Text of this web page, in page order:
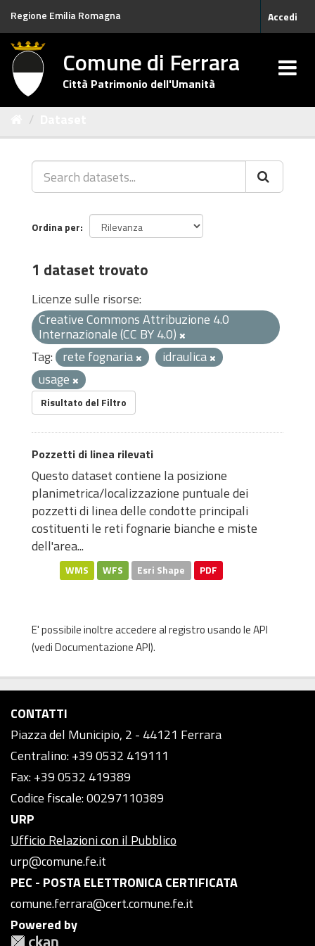
Salta
contenuto
Regione Emilia Romagna Accedi
Comune di Ferrara
Città Patrimonio dell'Umanità
Ordina per
1 dataset trovato
Licenze sulle risorse:
Creative Commons Attribuzione 4.0
Internazionale (CC BY 4.0)
Tag: rete fognaria
idraulica
usage
Risultato del Filtro
Pozzetti di linea rilevati
Questo dataset contiene la posizione
planimetrica/localizzazione puntuale dei
pozzetti di linea delle condotte principali
costituenti le reti fognarie bianche e miste
dell'area...
WMS WFS Esri Shape PDF
E' possibile inoltre accedere al registro usando leAPI
(vediDocumentazione API).
CONTATTI
Piazza del Municipio, 2 - 44121 Ferrara
Centralino: +39 0532 419111
Fax: +39 0532 419389
Codice fiscale: 00297110389
URP
Ufficio Relazioni con il Pubblico
urp@comune.fe.it
PEC - POSTA ELETTRONICA CERTIFICATA
comune.ferrara@cert.comune.fe.it
Powered by